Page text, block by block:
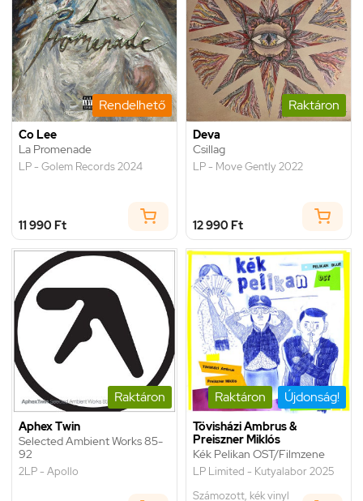
Rendelhető
Co Lee
La Promenade
LP - Golem Records 2024
11 990 Ft
Raktáron
Deva
Csillag
LP - Move Gently 2022
12 990 Ft
Raktáron
Aphex Twin
Selected Ambient Works 85-
92
2LP - Apollo
Raktáron Újdonság!
Tövisházi Ambrus &
Preiszner Miklós
Kék Pelikan OST/Filmzene
LP Limited - Kutyalabor 2025
Számozott, kék vinyl